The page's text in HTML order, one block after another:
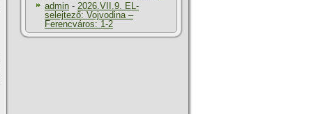
admin - 2026.VII.9. EL-
selejtező: Vojvodina –
Ferencváros: 1-2